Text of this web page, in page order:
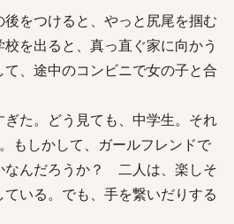
をつけると、やっと尻尾を掴む
を出ると、真っ直ぐ家に向かう
、途中のコンビニで女の子と合
た。どう見ても、中学生。それ
もしかして、ガールフレンドで
なんだろうか？ 二人は、楽しそ
いる。でも、手を繋いだりする